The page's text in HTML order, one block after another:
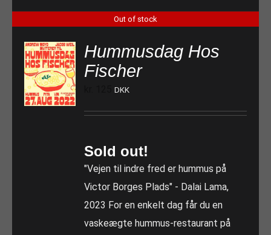
Out of stock
Hummusdag Hos
Fischer
DKK
Sold out!
"Vejen til indre fred er hummus på
Victor Borges Plads" - Dalai Lama,
2023 For en enkelt dag får du en
vaskeægte hummus-restaurant på